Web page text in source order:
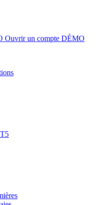
Ouvrir un compte DÉMO